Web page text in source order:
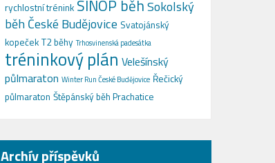
rychlostní trénink SINOP běhSokolský
běh České Budějovice Svatojánský
kopeček T2 běhy Trhosvinenská padesátka
tréninkový plán Velešínský
půlmaraton Winter Run České Budějovice Řečický
půlmaraton Štěpánský běh Prachatice
Archív příspěvků